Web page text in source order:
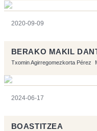
2020-09-09
BERAKO MAKIL
Txomin Agirregomezkorta Pérez
2024-06-17
BOASTITZEA